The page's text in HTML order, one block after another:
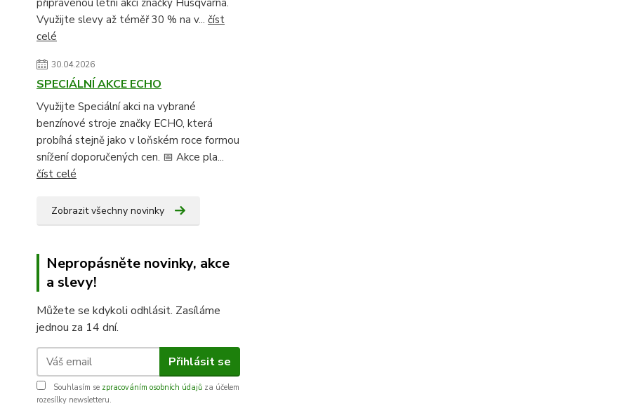
připravenou letní akci značky Husqvarna.
Využijte slevy až téměř 30 % na v... číst
celé
30.04.2026
SPECIÁLNÍ AKCE ECHO
Využijte Speciální akci na vybrané
benzínové stroje značky ECHO, která
probíhá stejně jako v loňském roce formou
snížení doporučených cen. 📅 Akce pla...
číst celé
Zobrazit všechny novinky
Nepropásněte novinky, akce
a slevy!
Můžete se kdykoli odhlásit. Zasíláme
jednou za 14 dní.
Přihlásit se
Souhlasím se zpracováním osobních údajů za účelem
rozesílky newsletteru.